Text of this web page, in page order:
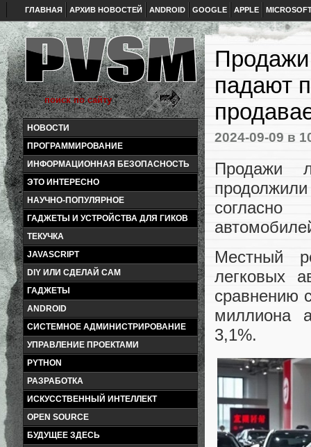
ГЛАВНАЯ АРХИВ НОВОСТЕЙ ANDROID GOOGLE APPLE
НОВОСТИ
ПРОГРАММИРОВАНИЕ
ИНФОРМАЦИОННАЯ БЕЗОПАСНОСТЬ
ЭТО ИНТЕРЕСНО
НАУЧНО-ПОПУЛЯРНОЕ
ГАДЖЕТЫ И УСТРОЙСТВА ДЛЯ ГИКОВ
ТЕКУЧКА
JAVASCRIPT
DIY ИЛИ СДЕЛАЙ САМ
ГАДЖЕТЫ
ANDROID
СИСТЕМНОЕ АДМИНИСТРИРОВАНИЕ
УПРАВЛЕНИЕ ПРОЕКТАМИ
PYTHON
РАЗРАБОТКА
ИСКУССТВЕННЫЙ ИНТЕЛЛЕКТ
OPEN SOURCE
БУДУЩЕЕ ЗДЕСЬ
падают
2024-09-09 в
Продажи
согласно
Местный
легковых
сравнению
миллиона
3,1%.